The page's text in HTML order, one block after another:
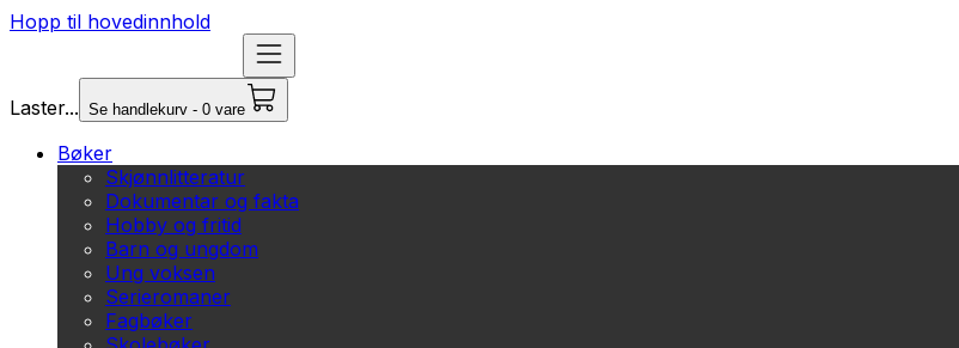
Hopp til hovedinnhold
Laster... Se handlekurv - 0 vare
Bøker
Skjønnlitteratur
Dokumentar og fakta
Hobby og fritid
Barn og ungdom
Ung voksen
Serieromaner
Fagbøker